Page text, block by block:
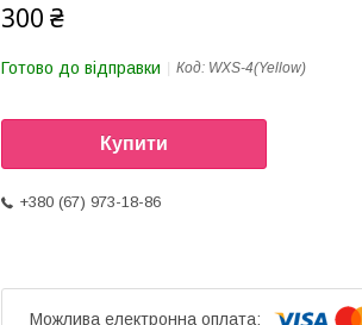
300 ₴
Готово до відправки Код: WXS-4(Yellow)
Купити
+380 (67) 973-18-86